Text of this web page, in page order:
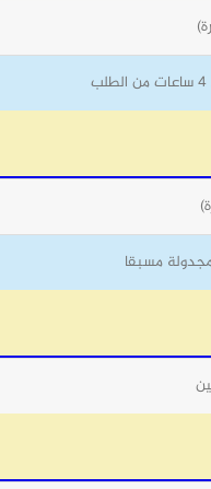
مجدولة مسبقا